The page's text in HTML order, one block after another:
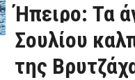
Ήπειρο: Τα
Σουλίου
της